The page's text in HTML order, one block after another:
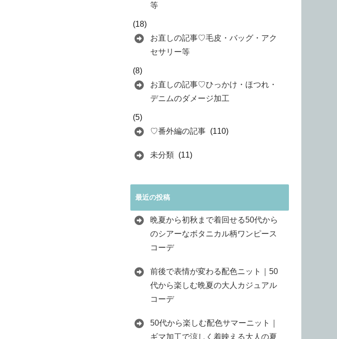
等
(18)
お直しの記事♡毛皮・バッグ・アク
セサリー等
(8)
お直しの記事♡ひっかけ・ほつれ・
デニムのダメージ加工
(5)
♡番外編の記事 (110)
未分類 (11)
最近の投稿
晩夏から初秋まで着回せる50代から
のシアーなボタニカル柄ワンピース
コーデ
前後で表情が変わる配色ニット｜50
代から楽しむ晩夏の大人カジュアル
コーデ
50代から楽しむ配色サマーニット｜
ギマ加工で涼しく着映える大人の夏